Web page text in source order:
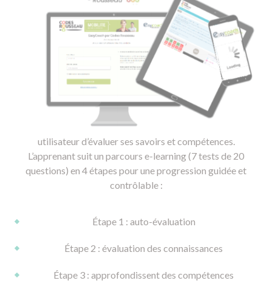
utilisateur d’évaluer ses savoirs et compétences.
L’apprenant suit un parcours e-learning (7 tests de 20
questions) en 4 étapes pour une progression guidée et
contrôlable :
Étape 1 : auto-évaluation
Étape 2 : évaluation des connaissances
Étape 3 : approfondissent des compétences